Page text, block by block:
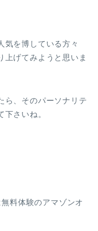
気を博している方々
上げてみようと思いま
ら、そのパーソナリテ
さいね。
料体験のアマゾンオ